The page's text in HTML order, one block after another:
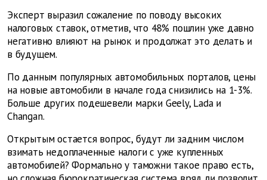
Эксперт выразил сожаление по поводу высоких
налоговых ставок, отметив, что 48% пошлин уже давно
негативно влияют на рынок и продолжат это делать и
в будущем.
По данным популярных автомобильных порталов, цены
на новые автомобили в начале года снизились на 1-3%.
Больше других подешевели марки Geely, Lada и
Changan.
Открытым остается вопрос, будут ли задним числом
взимать недоплаченные налоги с уже купленных
автомобилей? Формально у таможни такое право есть,